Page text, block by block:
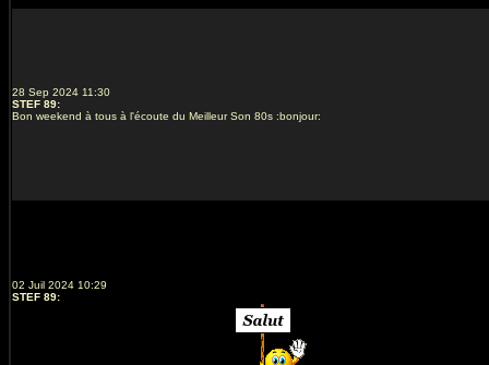
28 Sep 2024 11:30
STEF 89:
Bon weekend à tous à l'écoute du Meilleur Son 80s :bonjour:
02 Juil 2024 10:29
STEF 89: